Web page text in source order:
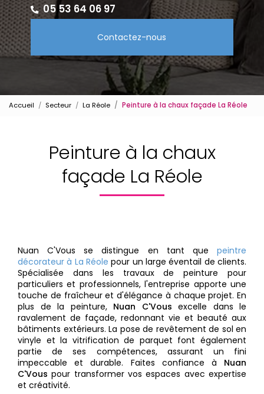
05 53 64 06 97
Contactez-nous
Accueil Secteur La Réole Peinture à la chaux façade La Réole
Peinture à la chaux
façade La Réole
Nuan C'Vous se distingue en tant que peintre
décorateur à La Réole pour un large éventail de clients.
Spécialisée dans les travaux de peinture pour
particuliers et professionnels, l'entreprise apporte une
touche de fraîcheur et d'élégance à chaque projet. En
plus de la peinture, Nuan C'Vous excelle dans le
ravalement de façade, redonnant vie et beauté aux
bâtiments extérieurs. La pose de revêtement de sol en
vinyle et la vitrification de parquet font également
partie de ses compétences, assurant un fini
impeccable et durable. Faites confiance à Nuan
C'Vous pour transformer vos espaces avec expertise
et créativité.